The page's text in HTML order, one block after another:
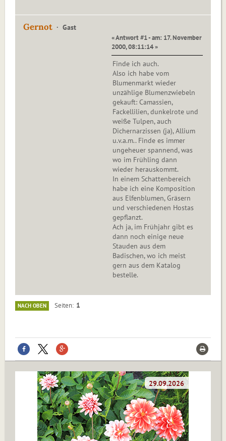
Gernot Gast
« Antwort #1 - am: 17. November
2000, 08:11:14 »
Finde ich auch.
Also ich habe vom
Blumenmarkt wieder
unzählige Blumenzwiebeln
gekauft: Camassien,
Fackellilien, dunkelrote und
weiße Tulpen, auch
Dichernarzissen (ja), Allium
u.v.a.m.. Finde es immer
ungeheuer spannend, was
wo im Frühling dann
wieder herauskommt.
In einem Schattenbereich
habe ich eine Komposition
aus Elfenblumen, Gräsern
und verschiedenen Hostas
gepflanzt.
Ach ja, im Frühjahr gibt es
dann noch einige neue
Stauden aus dem
Badischen, wo ich meist
gern aus dem Katalog
bestelle.
NACH OBEN Seiten 1